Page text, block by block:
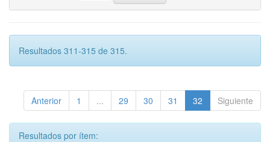
Resultados 311-315 de 315.
Anterior 1 ... 29 30 31 32 Siguiente
Resultados por ítem: